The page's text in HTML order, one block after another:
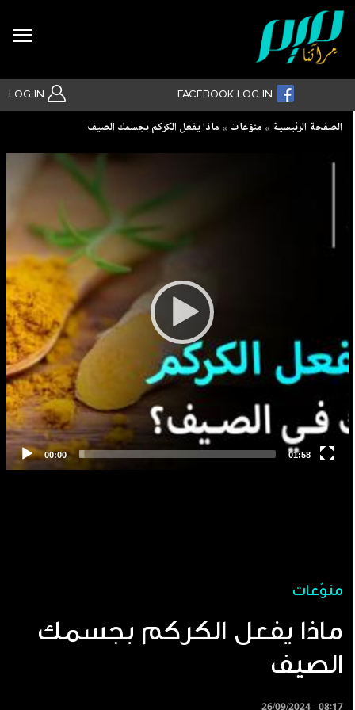
LOG IN FACEBOOK LOG IN
بحث متقدم
Breadcrumb
الصفحة الرئيسية منوّعات ماذا يفعل الكركم بجسمك الصيف
منوّعات
ماذا يفعل الكركم بجسمك
الصيف